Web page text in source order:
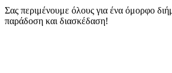
Σας περιμένουμε όλους για ένα όμορφο
παράδοση και διασκέδαση!